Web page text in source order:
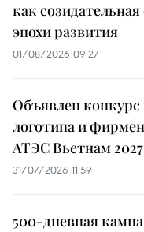
как
эпохи развития
01/08/2026 09:27
Объявлен конкурс
логотипа и
АТЭС Вьетнам 2027
31/07/2026 11:59
500-дневная